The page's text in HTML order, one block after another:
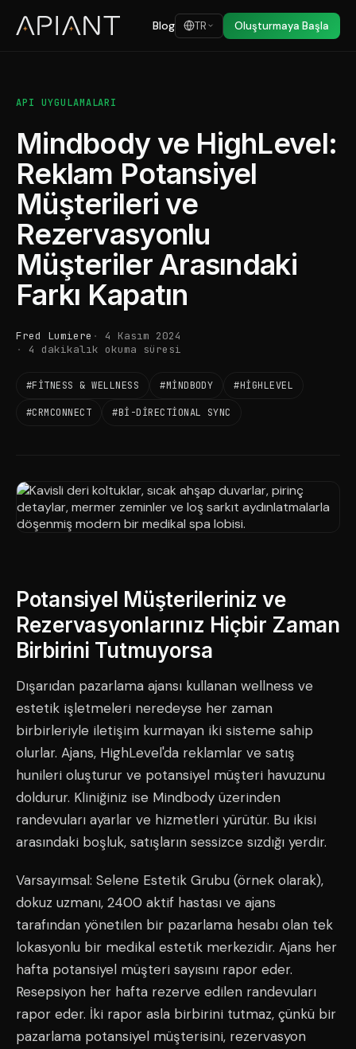
Blog TR Oluşturmaya Başla
API UYGULAMALARI
Mindbody ve HighLevel:
Reklam Potansiyel
Müşterileri ve
Rezervasyonlu
Müşteriler Arasındaki
Farkı Kapatın
Fred Lumiere
4 Kasım 2024
4 dakikalık okuma süresi
#FITNESS & WELLNESS #MINDBODY #HIGHLEVEL
#CRMCONNECT #BI-DIRECTIONAL SYNC
Potansiyel Müşterileriniz ve
Rezervasyonlarınız Hiçbir Zaman
Birbirini Tutmuyorsa
Dışarıdan pazarlama ajansı kullanan wellness ve
estetik işletmeleri neredeyse her zaman
birbirleriyle iletişim kurmayan iki sisteme sahip
olurlar. Ajans, HighLevel'da reklamlar ve satış
hunileri oluşturur ve potansiyel müşteri havuzunu
doldurur. Kliniğiniz ise Mindbody üzerinden
randevuları ayarlar ve hizmetleri yürütür. Bu ikisi
arasındaki boşluk, satışların sessizce sızdığı yerdir.
Varsayımsal: Selene Estetik Grubu (örnek olarak),
dokuz uzmanı, 2400 aktif hastası ve ajans
tarafından yönetilen bir pazarlama hesabı olan tek
lokasyonlu bir medikal estetik merkezidir. Ajans her
hafta potansiyel müşteri sayısını rapor eder.
Resepsiyon her hafta rezerve edilen randevuları
rapor eder. İki rapor asla birbirini tutmaz, çünkü bir
pazarlama potansiyel müşterisini, rezervasyon